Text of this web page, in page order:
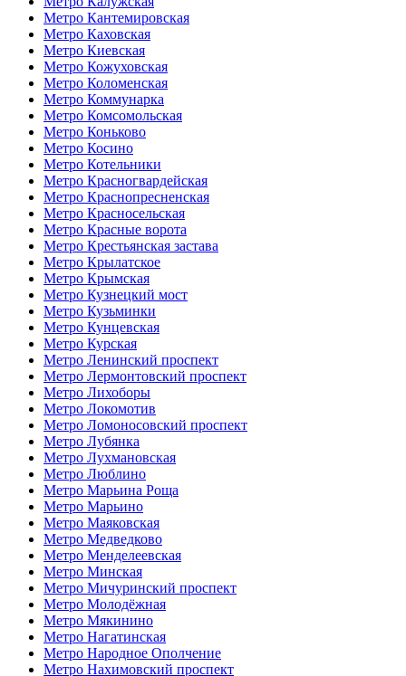
Метро Кантемировская
Метро Каховская
Метро Киевская
Метро Кожуховская
Метро Коломенская
Метро Коммунарка
Метро Комсомольская
Метро Коньково
Метро Косино
Метро Котельники
Метро Красногвардейская
Метро Краснопресненская
Метро Красносельская
Метро Красные ворота
Метро Крестьянская застава
Метро Крылатское
Метро Крымская
Метро Кузнецкий мост
Метро Кузьминки
Метро Кунцевская
Метро Курская
Метро Ленинский проспект
Метро Лермонтовский проспект
Метро Лихоборы
Метро Локомотив
Метро Ломоносовский проспект
Метро Лубянка
Метро Лухмановская
Метро Люблино
Метро Марьина Роща
Метро Марьино
Метро Маяковская
Метро Медведково
Метро Менделеевская
Метро Минская
Метро Мичуринский проспект
Метро Молодёжная
Метро Мякинино
Метро Нагатинская
Метро Народное Ополчение
Метро Нахимовский проспект